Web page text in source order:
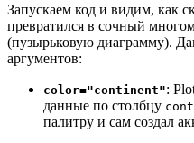
Запускаем код и видим, как
превратился в сочный
(пузырьковую диаграмму).
аргументов:
color="continent":
данные по столбцу
палитру и сам создал